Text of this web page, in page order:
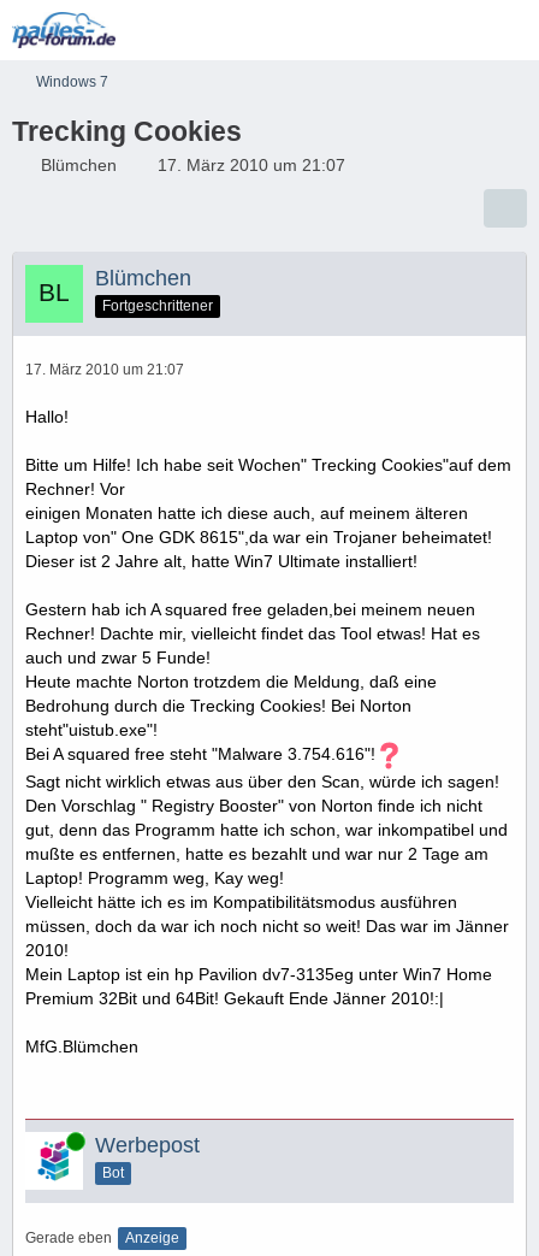
Windows 7
Trecking Cookies
Blümchen 17. März 2010 um 21:07
Blümchen
Fortgeschrittener
17. März 2010 um 21:07
Hallo!
Bitte um Hilfe! Ich habe seit Wochen" Trecking Cookies"auf dem
Rechner! Vor
einigen Monaten hatte ich diese auch, auf meinem älteren
Laptop von" One GDK 8615",da war ein Trojaner beheimatet!
Dieser ist 2 Jahre alt, hatte Win7 Ultimate installiert!
Gestern hab ich A squared free geladen,bei meinem neuen
Rechner! Dachte mir, vielleicht findet das Tool etwas! Hat es
auch und zwar 5 Funde!
Heute machte Norton trotzdem die Meldung, daß eine
Bedrohung durch die Trecking Cookies! Bei Norton
steht"uistub.exe"!
Bei A squared free steht "Malware 3.754.616"!
Sagt nicht wirklich etwas aus über den Scan, würde ich sagen!
Den Vorschlag " Registry Booster" von Norton finde ich nicht
gut, denn das Programm hatte ich schon, war inkompatibel und
mußte es entfernen, hatte es bezahlt und war nur 2 Tage am
Laptop! Programm weg, Kay weg!
Vielleicht hätte ich es im Kompatibilitätsmodus ausführen
müssen, doch da war ich noch nicht so weit! Das war im Jänner
2010!
Mein Laptop ist ein hp Pavilion dv7-3135eg unter Win7 Home
Premium 32Bit und 64Bit! Gekauft Ende Jänner 2010!:|
MfG.Blümchen
Online Werbepost
Bot
Gerade eben Anzeige